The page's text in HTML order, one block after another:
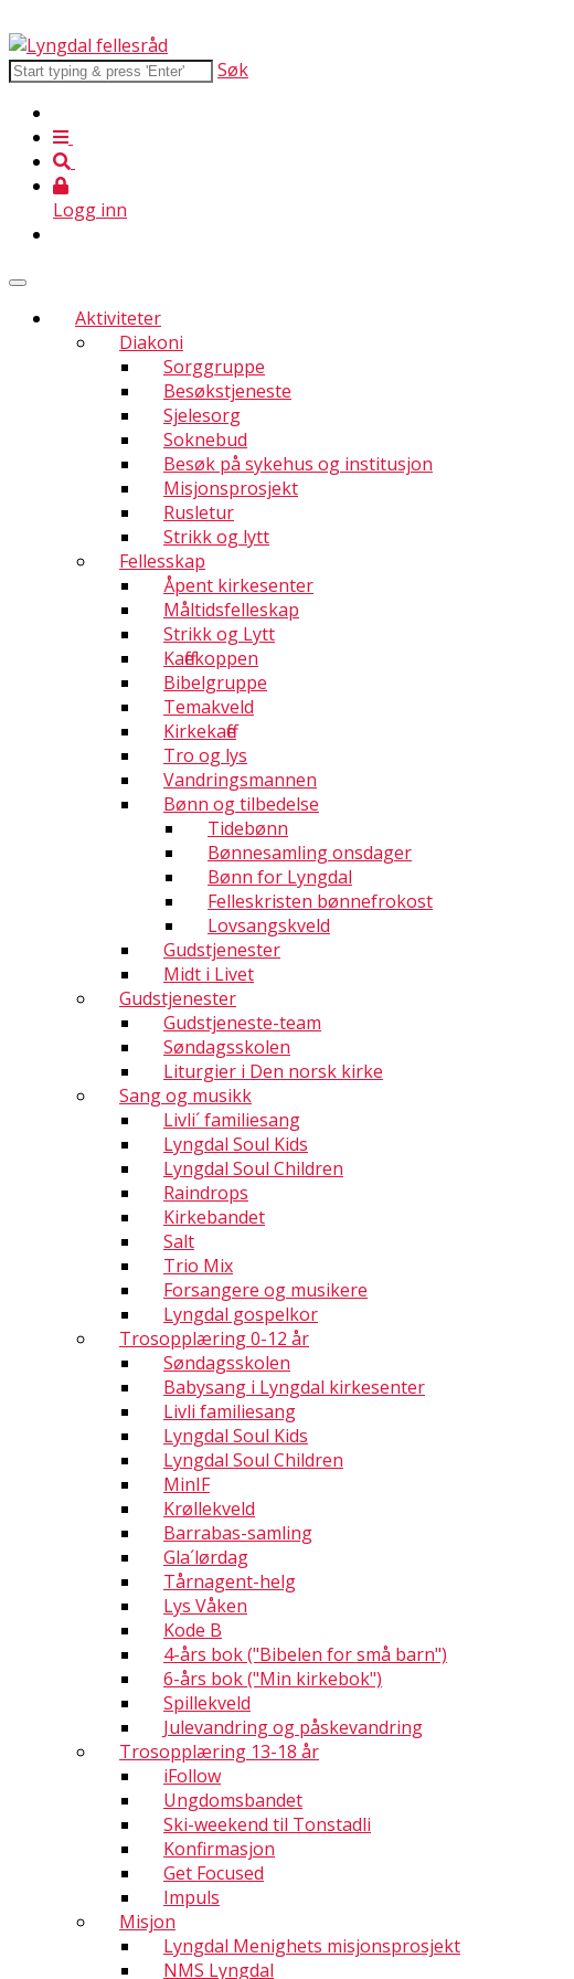
Søk
Logg inn
Aktiviteter
Diakoni
Sorggruppe
Besøkstjeneste
Sjelesorg
Soknebud
Besøk på sykehus og institusjon
Misjonsprosjekt
Rusletur
Strikk og lytt
Fellesskap
Åpent kirkesenter
Måltidsfelleskap
Strikk og Lytt
Kaffekoppen
Bibelgruppe
Temakveld
Kirkekaffe
Tro og lys
Vandringsmannen
Bønn og tilbedelse
Tidebønn
Bønnesamling onsdager
Bønn for Lyngdal
Felleskristen bønnefrokost
Lovsangskveld
Gudstjenester
Midt i Livet
Gudstjenester
Gudstjeneste-team
Søndagsskolen
Liturgier i Den norsk kirke
Sang og musikk
Livli´ familiesang
Lyngdal Soul Kids
Lyngdal Soul Children
Raindrops
Kirkebandet
Salt
Trio Mix
Forsangere og musikere
Lyngdal gospelkor
Trosopplæring 0-12 år
Søndagsskolen
Babysang i Lyngdal kirkesenter
Livli familiesang
Lyngdal Soul Kids
Lyngdal Soul Children
MinIF
Krøllekveld
Barrabas-samling
Gla´lørdag
Tårnagent-helg
Lys Våken
Kode B
4-års bok ("Bibelen for små barn")
6-års bok ("Min kirkebok")
Spillekveld
Julevandring og påskevandring
Trosopplæring 13-18 år
iFollow
Ungdomsbandet
Ski-weekend til Tonstadli
Konfirmasjon
Get Focused
Impuls
Misjon
Lyngdal Menighets misjonsprosjekt
NMS Lyngdal